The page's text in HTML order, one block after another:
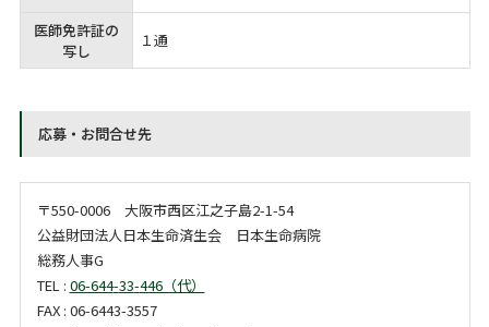
医師免許証の
写し
１通
応募・お問合せ先
〒550-0006 大阪市西区江之子島2-1-54
公益財団法人日本生命済生会 日本生命病院
総務人事G
TEL : 06-644-33-446（代）
FAX : 06-6443-3557